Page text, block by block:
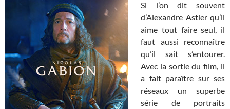
Si l’on dit souvent
d’Alexandre Astier qu’il
aime tout faire seul, il
faut aussi reconnaître
qu’il sait s’entourer.
Avec la sortie du film, il
a fait paraître sur ses
réseaux un superbe
série de portraits